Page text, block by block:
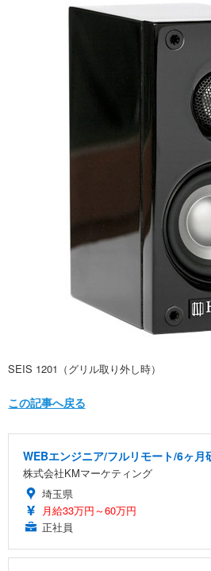
ショッピング
SEIS 1201（グリル取り外し時）
この記事へ戻る
WEBエンジニア/フルリモート/6ヶ月
株式会社KMマーケティング
埼玉県
月給33万円～60万円
正社員